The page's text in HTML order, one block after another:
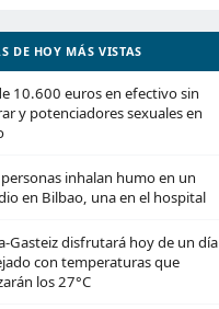
DE HOY MÁS VISTAS
10.600 euros en efectivo sin
y potenciadores sexuales en
inhalan humo en un
en Bilbao, una en el hospital
Gasteiz disfrutará hoy de un día
con temperaturas que
los 27°C